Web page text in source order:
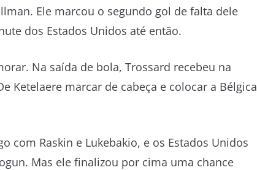
Ele marcou o segundo gol de falta dele
dos Estados Unidos até então.
Na saída de bola, Trossard recebeu na
Ketelaere marcar de cabeça e colocar a Bélgica
com Raskin e Lukebakio, e os Estados Unidos
Mas ele finalizou por cima uma chance